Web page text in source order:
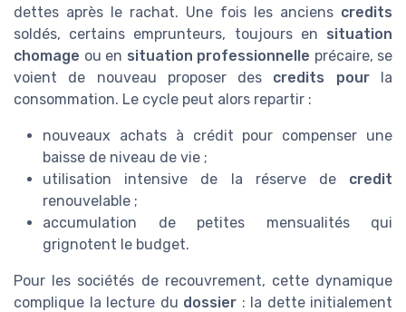
dettes après le rachat. Une fois les anciens credits
soldés, certains emprunteurs, toujours en situation
chomage ou en situation professionnelle précaire, se
voient de nouveau proposer des credits pourla
consommation. Le cycle peut alors repartir :
nouveaux achats à crédit pour compenser une
baisse de niveau de vie ;
utilisation intensive de la réserve de credit
renouvelable ;
accumulation de petites mensualités qui
grignotent le budget.
Pour les sociétés de recouvrement, cette dynamique
complique la lecture du dossier : la dette initialement